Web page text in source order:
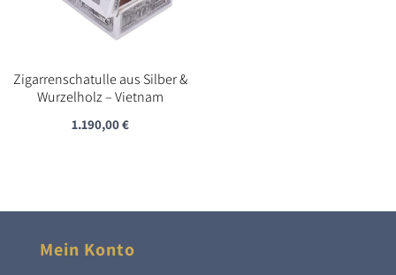
Zigarrenschatulle aus Silber &
Wurzelholz – Vietnam
1.190,00€
Mein Konto